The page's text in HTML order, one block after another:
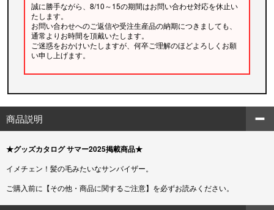
誠に勝手ながら、8/10～15の期間はお問い合わせ対応を休止い
たします。
お問い合わせへのご返信や受注生産品の納期につきましても、
通常よりお時間を頂戴いたします。
ご迷惑をおかけいたしますが、何卒ご理解のほどよろしくお願
い申し上げます。
商品説明
★グッズカタログ サマー2025掲載商品★
イメチェン！髪の毛みたいなサンバイザー。
ご購入前に【その他・商品に関するご注意】を必ずお読みください。